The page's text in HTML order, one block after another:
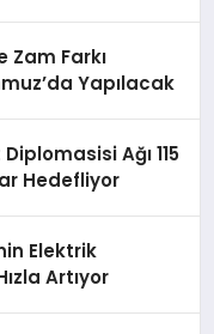
Zam Farkı
Yapılacak
Ağı 115
Hedefliyor
Elektrik
Artıyor